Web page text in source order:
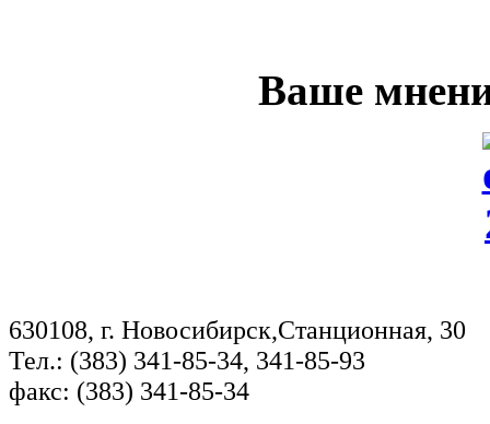
Ваше
630108, г. Новосибирск,Станционная, 30
Тел.: (383) 341-85-34, 341-85-93
факс: (383) 341-85-34